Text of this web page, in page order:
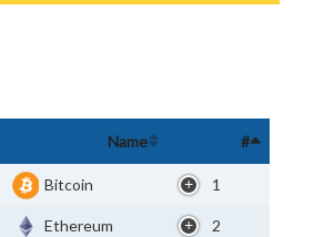
#
Name
1
Bitcoin
2
Ethereum